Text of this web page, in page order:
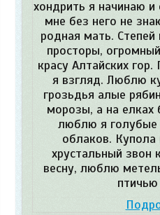
хондрить я начинаю
мне без него не
родная мать.
просторы,
красу Алтайских
я взгляд. Люблю
грозьдья алые
морозы, а на елках
люблю я голубые
облаков. Купола
хрустальный
весну, люблю